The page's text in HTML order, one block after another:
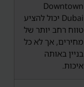
Downtown
Dubai יכול להציע
טווח רחב יותר של
מחירים, אך לא כל
בניין באותה
איכות.